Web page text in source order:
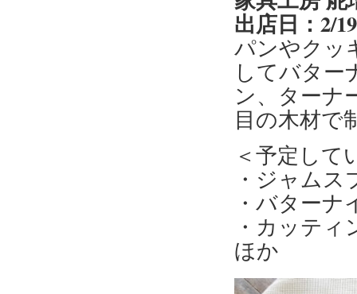
出店日：2/
パンやクッ
してバター
ン、ターナ
目の木材で
＜予定して
・ジャムス
・バターナ
・カッティ
ほか